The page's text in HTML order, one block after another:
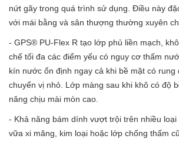
nứt gãy trong quá trình sử dụng. Điều này
với mái bằng và sân thượng thường xuyên
- GPS® PU-Flex R tạo lớp phủ liền mạch,
chế tối đa các điểm yếu có nguy cơ thấm
kín nước ổn định ngay cả khi bề mặt có rung
chuyển vị nhỏ. Lớp màng sau khi khô có độ
năng chịu mài mòn cao.
- Khả năng bám dính vượt trội trên nhiều
vữa xi măng, kim loại hoặc lớp chống thấm